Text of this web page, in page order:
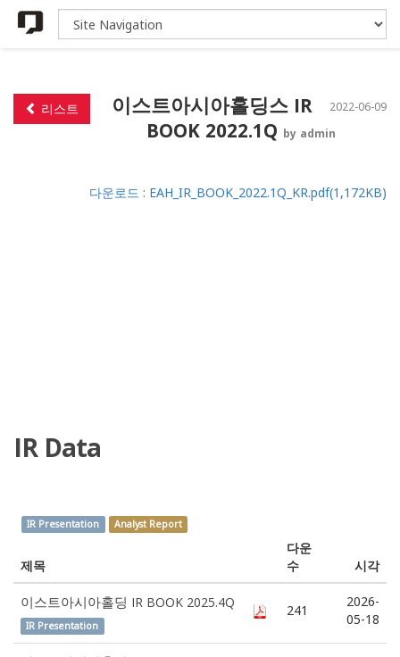
2022-06-09
리스트
이스트아시아홀딩스 IR
BOOK 2022.1Q by admin
다운로드 : EAH_IR_BOOK_2022.1Q_KR.pdf(1,172KB)
IR Data
IR Presentation Analyst Report
제목
다운
수
시각
이스트아시아홀딩 IR BOOK 2025.4Q
IR Presentation
241
2026-
05-18